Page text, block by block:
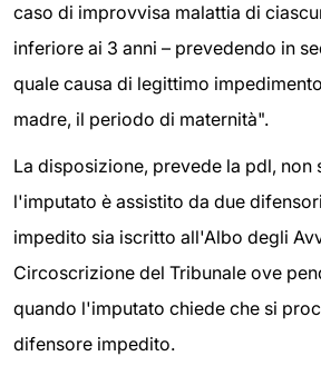
caso di improvvisa malattia di
inferiore ai 3 anni – prevedendo in
quale causa di legittimo
madre, il periodo di maternità".
La disposizione, prevede la pdl, non
l'imputato è assistito da due
impedito sia iscritto all'Albo degli
Circoscrizione del Tribunale ove
quando l'imputato chiede che si
difensore impedito.